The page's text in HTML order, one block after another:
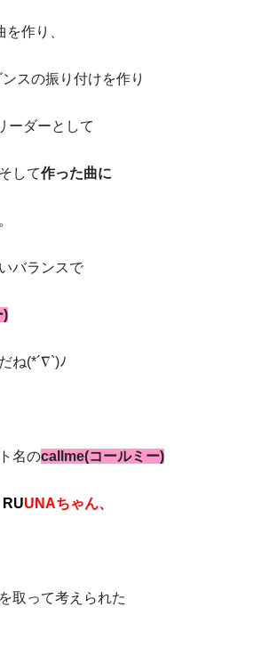
を作り、
スの振り付けを作り
ーダーとして
して作った曲に
。
バランスで
)
ね(*´∇`)ﾉ
名のcallme(コールミー)
RUUNAちゃん、
取って考えられた